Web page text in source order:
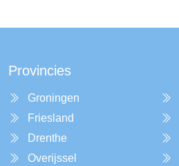
Provincies
Groningen
Friesland
Drenthe
Overijssel